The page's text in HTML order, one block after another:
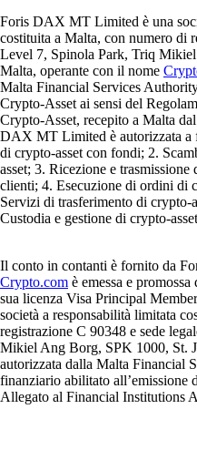
Foris DAX MT Limited è una
costituita a Malta, con numero di
Level 7, Spinola Park, Triq
Malta, operante con il nome
Malta Financial Services
Crypto-Asset ai sensi del
Crypto-Asset, recepito a Malta
DAX MT Limited è autorizzata a
di crypto-asset con fondi; 2.
asset; 3. Ricezione e
clienti; 4. Esecuzione di ordini di
Servizi di trasferimento di crypto-
Custodia e gestione di crypto-
Il conto in contanti è fornito da
Crypto.com è emessa e
sua licenza Visa Principal
società a responsabilità limitata
registrazione C 90348 e sede
Mikiel Ang Borg, SPK 1000, St.
autorizzata dalla Malta Financial
finanziario abilitato all’emissione
Allegato al Financial Institutions